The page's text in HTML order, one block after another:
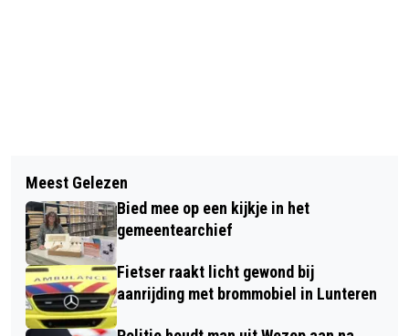
HUISARTSENPOSTEN GELDERLAND
REDELIJK GOED BEREIKBAAR
GOEDEMORGEN, HET IS VANDAAG
MAANDAG 5 DECEMBER
Meest Gelezen
Bied mee op een kijkje in het
gemeentearchief
Fietser raakt licht gewond bij
aanrijding met brommobiel in Lunteren